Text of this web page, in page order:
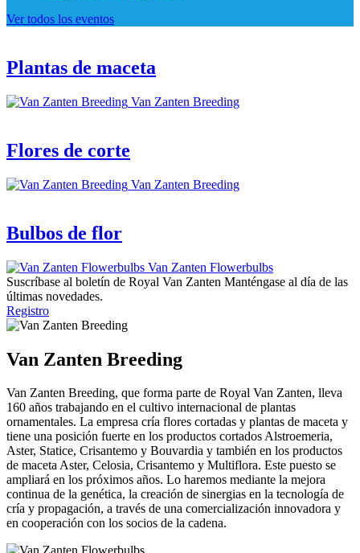
Ver todos los eventos
Plantas de maceta
Van Zanten Breeding
Flores de corte
Van Zanten Breeding
Bulbos de flor
Van Zanten Flowerbulbs
Suscríbase al boletín de Royal Van Zanten Manténgase al día de las
últimas novedades.
Registro
Van Zanten Breeding
Van Zanten Breeding, que forma parte de Royal Van Zanten, lleva
160 años trabajando en el cultivo internacional de plantas
ornamentales. La empresa cría flores cortadas y plantas de maceta y
tiene una posición fuerte en los productos cortados Alstroemeria,
Aster, Statice, Crisantemo y Bouvardia y también en los productos
de maceta Aster, Celosia, Crisantemo y Multiflora. Este puesto se
ampliará en los próximos años. Lo haremos mediante la mejora
continua de la genética, la creación de sinergias en la tecnología de
cría y propagación, a través de una comercialización innovadora y
en cooperación con los socios de la cadena.